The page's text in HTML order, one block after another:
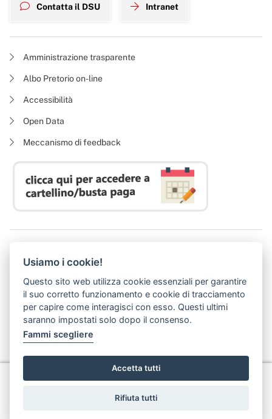
Contatta il DSU Intranet
Amministrazione trasparente
Albo Pretorio on-line
Accessibilità
Open Data
Meccanismo di feedback
P. I. 05913670484 | C. F. 94164020482
Domicilio digitale:
dsutoscana@postacert.toscana.it
(abilitato alla ricezione di soli messaggi di posta elettronica certificata)
Usiamo i cookie!
Questo sito web utilizza cookie essenziali per garantire
il suo corretto funzionamento e cookie di tracciamento
per capire come interagisci con esso. Questi ultimi
saranno impostati solo dopo il consenso.
Fammi scegliere
Accetta tutti
Rifiuta tutti